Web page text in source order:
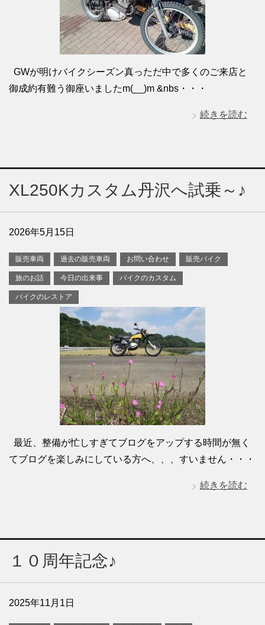
GWが明けバイクシーズン真っただ中で多くのご来店と
御成約有難う御座いましたm(__)m &nbs・・・
続きを読む
XL250Kカスタム丹沢へ試乗～♪
2026年5月15日
販売車両 過去の販売車両 お問い合わせ 販売バイク
旅のお話 今日の出来事 バイクのカスタム
バイクのレストア
最近、整備が忙しすぎてブログをアップする時間が無く
てブログを楽しみにしている方へ、、、すいません・・・
続きを読む
１０周年記念♪
2025年11月1日